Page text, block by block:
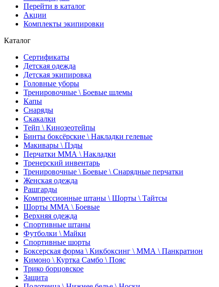
Перейти в каталог
Акции
Комплекты экипировки
Каталог
Сертификаты
Детская одежда
Детская экипировка
Головные уборы
Тренировочные \ Боевые шлемы
Капы
Снаряды
Скакалки
Тейп \ Кинозеотейпы
Бинты боксёрские \ Накладки гелевые
Макивары \ Пэды
Перчатки ММА \ Накладки
Тренерский инвентарь
Тренировочные \ Боевые \ Снарядные перчатки
Женская одежда
Рашгарды
Компрессионные штаны \ Шорты \ Тайтсы
Шорты ММА \ Боевые
Верхняя одежда
Спортивные штаны
Футболки \ Майки
Спортивные шорты
Боксерская форма \ Кикбоксинг \ ММА \ Панкратион
Кимоно \ Куртка Самбо \ Пояс
Трико борцовское
Защита